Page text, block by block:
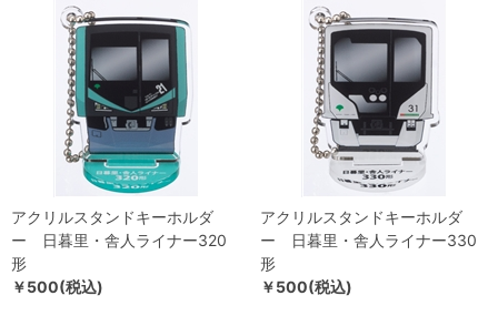
アクリルスタンドキーホルダ
ー 日暮里・舎人ライナー320
形
￥500(税込)
アクリルスタンドキーホルダ
ー 日暮里・舎人ライナー330
形
￥500(税込)